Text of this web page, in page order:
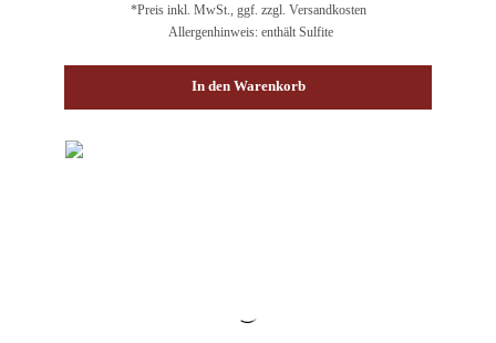
*Preis inkl. MwSt., ggf. zzgl. Versandkosten
Allergenhinweis: enthält Sulfite
In den Warenkorb